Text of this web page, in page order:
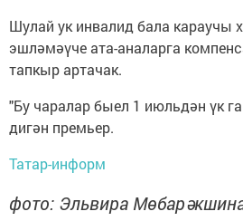
Шулай ук инвалид бала караучы
эшләмәүче ата-аналарга
тапкыр артачак.
"Бу чаралар быел 1 июльдән үк
дигән премьер.
Татар-информ
фото: Эльвира